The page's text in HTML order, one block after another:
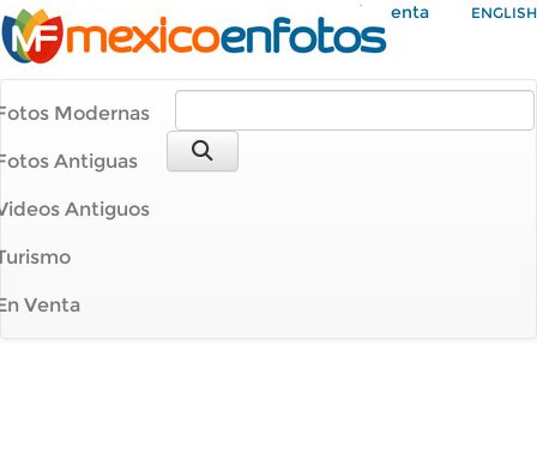
Mi Cuenta ENGLISH
Modernas
Antiguas
Antiguos
Venta